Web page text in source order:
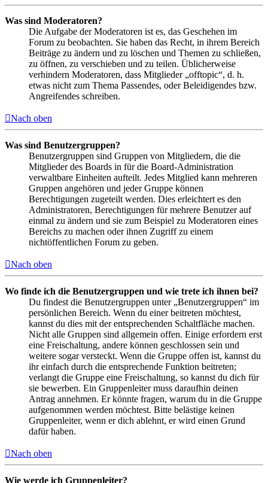
Was sind Moderatoren?
Die Aufgabe der Moderatoren ist es, das Geschehen im
Forum zu beobachten. Sie haben das Recht, in ihrem Bereich
Beiträge zu ändern und zu löschen und Themen zu schließen,
zu öffnen, zu verschieben und zu teilen. Üblicherweise
verhindern Moderatoren, dass Mitglieder „offtopic“, d. h.
etwas nicht zum Thema Passendes, oder Beleidigendes bzw.
Angreifendes schreiben.
Nach oben
Was sind Benutzergruppen?
Benutzergruppen sind Gruppen von Mitgliedern, die die
Mitglieder des Boards in für die Board-Administration
verwaltbare Einheiten aufteilt. Jedes Mitglied kann mehreren
Gruppen angehören und jeder Gruppe können
Berechtigungen zugeteilt werden. Dies erleichtert es den
Administratoren, Berechtigungen für mehrere Benutzer auf
einmal zu ändern und sie zum Beispiel zu Moderatoren eines
Bereichs zu machen oder ihnen Zugriff zu einem
nichtöffentlichen Forum zu geben.
Nach oben
Wo finde ich die Benutzergruppen und wie trete ich ihnen bei?
Du findest die Benutzergruppen unter „Benutzergruppen“ im
persönlichen Bereich. Wenn du einer beitreten möchtest,
kannst du dies mit der entsprechenden Schaltfläche machen.
Nicht alle Gruppen sind allgemein offen. Einige erfordern erst
eine Freischaltung, andere können geschlossen sein und
weitere sogar versteckt. Wenn die Gruppe offen ist, kannst du
ihr einfach durch die entsprechende Funktion beitreten;
verlangt die Gruppe eine Freischaltung, so kannst du dich für
sie bewerben. Ein Gruppenleiter muss daraufhin deinen
Antrag annehmen. Er könnte fragen, warum du in die Gruppe
aufgenommen werden möchtest. Bitte belästige keinen
Gruppenleiter, wenn er dich ablehnt, er wird einen Grund
dafür haben.
Nach oben
Wie werde ich Gruppenleiter?